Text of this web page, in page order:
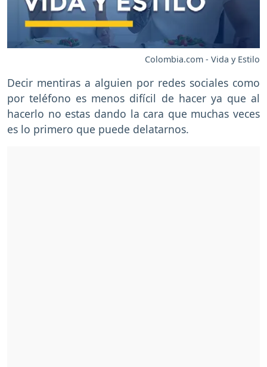
Colombia.com - Vida y Estilo
Decir mentiras a alguien por redes sociales como
por teléfono es menos difícil de hacer ya que al
hacerlo no estas dando la cara que muchas veces
es lo primero que puede delatarnos.